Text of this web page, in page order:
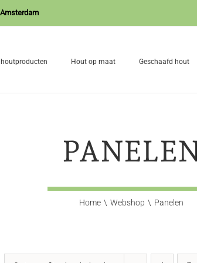
Hout op maat Geschaafd hout
Home Webshop Panelen